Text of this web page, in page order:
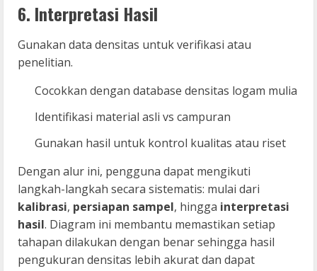
6. Interpretasi Hasil
Gunakan data densitas untuk verifikasi atau
penelitian.
Cocokkan dengan database densitas logam mulia
Identifikasi material asli vs campuran
Gunakan hasil untuk kontrol kualitas atau riset
Dengan alur ini, pengguna dapat mengikuti
langkah-langkah secara sistematis: mulai dari
kalibrasi, persiapan sampel, hingga interpretasi
hasil. Diagram ini membantu memastikan setiap
tahapan dilakukan dengan benar sehingga hasil
pengukuran densitas lebih akurat dan dapat